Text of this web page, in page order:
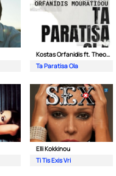
Kostas Orfanidis ft. Theodora Mouratidou
Ta Paratisa Ola
Elli Kokkinou
Ti Tis Exis Vri